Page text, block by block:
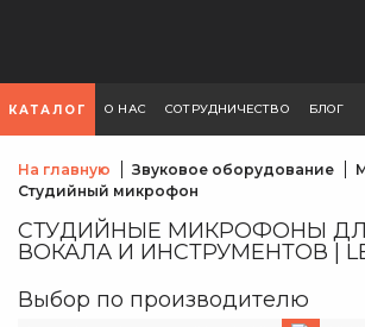
КАТАЛОГ О НАС СОТРУДНИЧЕСТВО БЛОГ
На главную Звуковое оборудование
Студийный микрофон
СТУДИЙНЫЕ МИКРОФОНЫ
ВОКАЛА И ИНСТРУМЕНТОВ |
Выбор по производителю